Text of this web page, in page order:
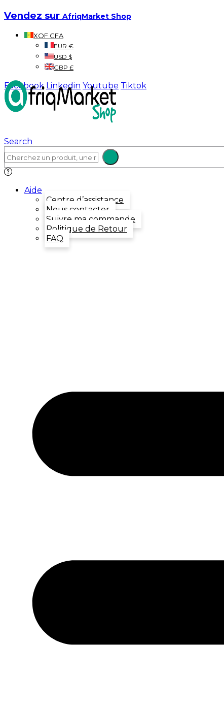
Vendez sur AfriqMarket Shop
XOF CFA
EUR €
USD $
GBP £
Facebook Linkedin Youtube Tiktok
Search
Aide
Centre d’assistance
Nous contacter
Suivre ma commande
Politique de Retour
FAQ